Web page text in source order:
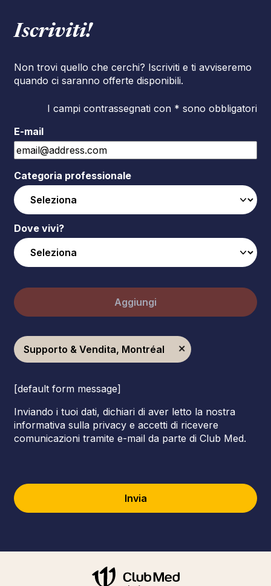
Iscriviti!
Non trovi quello che cerchi? Iscriviti e ti avviseremo
quando ci saranno offerte disponibili.
I campi contrassegnati con * sono obbligatori
E-mail
Categoria professionale
Dove vivi?
Aggiungi
Supporto & Vendita, Montréal
[default form message]
Inviando i tuoi dati, dichiari di aver letto la nostra
informativa sulla privacy e accetti di ricevere
comunicazioni tramite e-mail da parte di Club Med.
Invia